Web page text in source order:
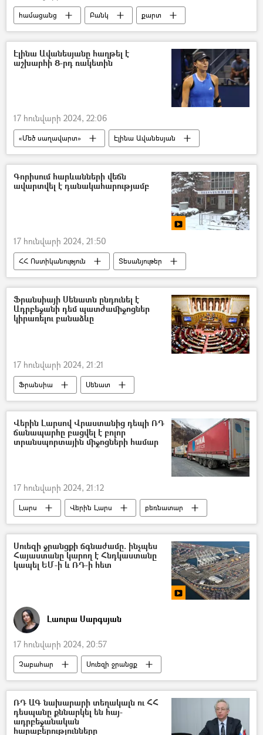
համացանց Բանկ
քարտ
խարդախություն
Էլինա Ավանեսյանը հաղթել է
աշխարհի 8-րդ ռակետին
17 հունվարի 2024, 22:06
«Մեծ սաղավարտ»
Էլինա Ավանեսյան
թենիս
հաղթանակ
Գորիսում հարևանների վեճն
ավարտվել է դանակահարությամբ
17 հունվարի 2024, 21:50
ՀՀ Ոստիկանություն
Տեսանյութեր
տեսանյութ
Գորիս
դանակահարություն
Ֆրանսիայի Սենատն ընդունել է
Ադրբեջանի դեմ պատժամիջոցներ
կիրառելու բանաձևը
17 հունվարի 2024, 21:21
Ֆրանսիա
Սենատ
հայ-ադրբեջանական
Ադրբեջան
պատժամիջոցներ
Հայաստան
Արցախ
Լեռնային Ղարաբաղ
Վերին Լարսով Վրաստանից դեպի ՌԴ
ճանապարհը բացվել է բոլոր
տրանսպորտային միջոցների համար
17 հունվարի 2024, 21:12
Լարս Վերին Լարս
բեռնատար
Ճանապարհ
Սուեզի ջրանցքի ճգնաժամը. ինչպես
Հայաստանը կարող է Հնդկաստանը
կապել ԵՄ-ի և ՌԴ-ի հետ
Լաուրա Սարգսյան
17 հունվարի 2024, 20:57
Չաբահար
Սուեզի ջրանցք
Հայաստան
Հնդկաստան
Իրանի Իսլամական Հանրապետություն
Հայաստան–Իրան գործակցություն
ՌԴ ԱԳ նախարարի տեղակալն ու ՀՀ
դեսպանը քննարկել են հայ-
ադրբեջանական
հարաբերությունները